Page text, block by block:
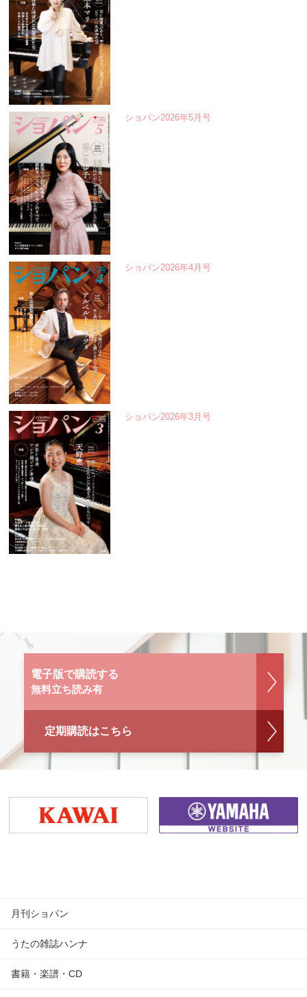
ショパン2026年5月号
ショパン2026年4月号
ショパン2026年3月号
電子版で購読する
無料立ち読み有
定期購読はこちら
月刊ショパン
うたの雑誌ハンナ
書籍・楽譜・CD